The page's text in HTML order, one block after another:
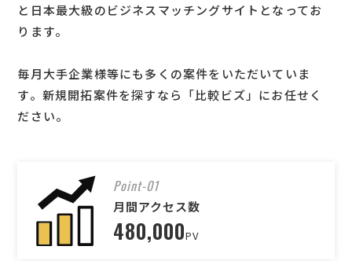
と日本最大級のビジネスマッチングサイトとなってお
ります。
毎月大手企業様等にも多くの案件をいただいていま
す。新規開拓案件を探すなら「比較ビズ」にお任せく
ださい。
Point-01
月間アクセス数
480,000PV